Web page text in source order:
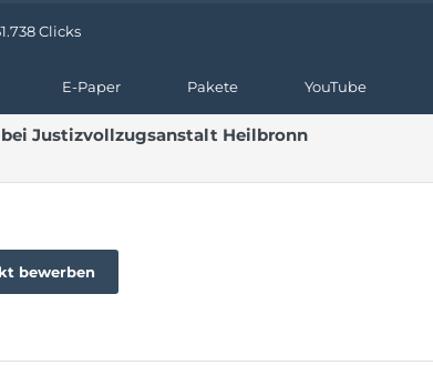
Clicks
E-Paper Pakete YouTube
Justizvollzugsanstalt Heilbronn
bewerben